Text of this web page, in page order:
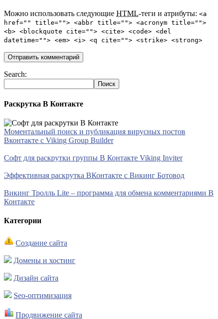
Можно использовать следующие HTML-теги и атрибуты: <a
href="" title=""> <abbr title=""> <acronym title="">
<b> <blockquote cite=""> <cite> <code> <del
datetime=""> <em> <i> <q cite=""> <strike> <strong>
Search:
Раскрутка В Контакте
Моментальный поиск и публикация вирусных постов
Вконтакте с Viking Group Builder
Софт для раскрутки группы В Контакте Viking Inviter
Эффективная раскрутка ВКонтакте с Викинг Ботовод
Викинг Тролль Lite – программа для обмена комментариями В
Контакте
Категории
Создание сайта
Домены и хостинг
Дизайн сайта
Seo-оптимизация
Продвижение сайта